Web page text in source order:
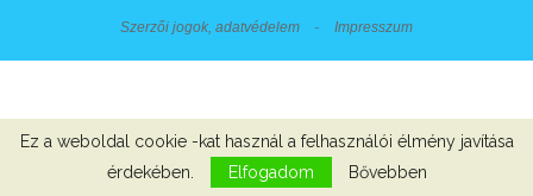
Szerzői jogok, adatvédelem - Impresszum
Ez a weboldal cookie -kat használ a felhasználói élmény javítása
érdekében.
Elfogadom Bővebben